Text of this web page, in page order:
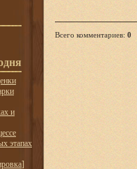
и
этапах
]
Всего комментариев: 0